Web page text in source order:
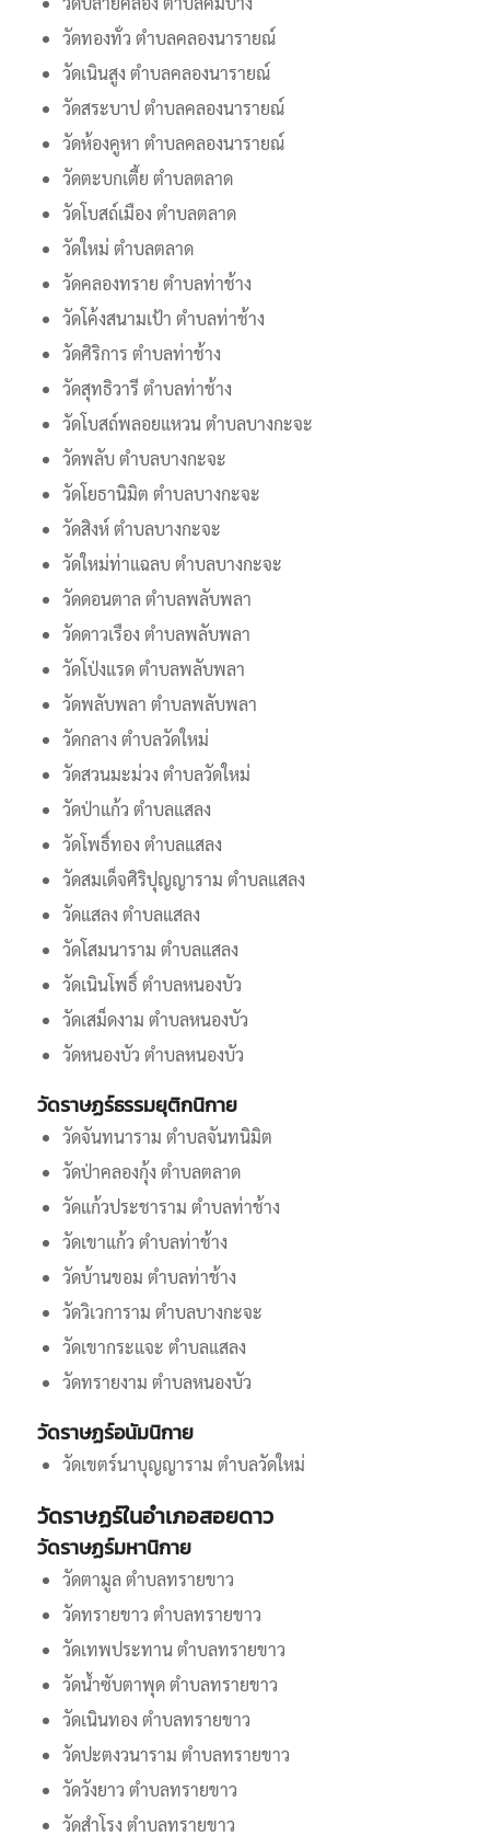
วัดทองทั่ว ตำบลคลองนารายณ์
วัดเนินสูง ตำบลคลองนารายณ์
วัดสระบาป ตำบลคลองนารายณ์
วัดห้องคูหา ตำบลคลองนารายณ์
วัดตะบกเตี้ย ตำบลตลาด
วัดโบสถ์เมือง ตำบลตลาด
วัดใหม่ ตำบลตลาด
วัดคลองทราย ตำบลท่าช้าง
วัดโค้งสนามเป้า ตำบลท่าช้าง
วัดศิริการ ตำบลท่าช้าง
วัดสุทธิวารี ตำบลท่าช้าง
วัดโบสถ์พลอยแหวน ตำบลบางกะจะ
วัดพลับ ตำบลบางกะจะ
วัดโยธานิมิต ตำบลบางกะจะ
วัดสิงห์ ตำบลบางกะจะ
วัดใหม่ท่าแฉลบ ตำบลบางกะจะ
วัดดอนตาล ตำบลพลับพลา
วัดดาวเรือง ตำบลพลับพลา
วัดโป่งแรด ตำบลพลับพลา
วัดพลับพลา ตำบลพลับพลา
วัดกลาง ตำบลวัดใหม่
วัดสวนมะม่วง ตำบลวัดใหม่
วัดป่าแก้ว ตำบลแสลง
วัดโพธิ์ทอง ตำบลแสลง
วัดสมเด็จศิริปุญญาราม ตำบลแสลง
วัดแสลง ตำบลแสลง
วัดโสมนาราม ตำบลแสลง
วัดเนินโพธิ์ ตำบลหนองบัว
วัดเสม็ดงาม ตำบลหนองบัว
วัดหนองบัว ตำบลหนองบัว
วัดราษฏร์ธรรมยุติกนิกาย
วัดจันทนาราม ตำบลจันทนิมิต
วัดป่าคลองกุ้ง ตำบลตลาด
วัดแก้วประชาราม ตำบลท่าช้าง
วัดเขาแก้ว ตำบลท่าช้าง
วัดบ้านขอม ตำบลท่าช้าง
วัดวิเวการาม ตำบลบางกะจะ
วัดเขากระแจะ ตำบลแสลง
วัดทรายงาม ตำบลหนองบัว
วัดราษฏร์อนัมนิกาย
วัดเขตร์นาบุญญาราม ตำบลวัดใหม่
วัดราษฏร์ในอำเภอสอยดาว
วัดราษฏร์มหานิกาย
วัดตามูล ตำบลทรายขาว
วัดทรายขาว ตำบลทรายขาว
วัดเทพประทาน ตำบลทรายขาว
วัดน้ำซับตาพุด ตำบลทรายขาว
วัดเนินทอง ตำบลทรายขาว
วัดปะตงวนาราม ตำบลทรายขาว
วัดวังยาว ตำบลทรายขาว
วัดสำโรง ตำบลทรายขาว